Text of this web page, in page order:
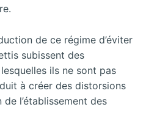
de ce régime d’éviter
subissent des
ils ne sont pas
à créer des distorsions
l’établissement des